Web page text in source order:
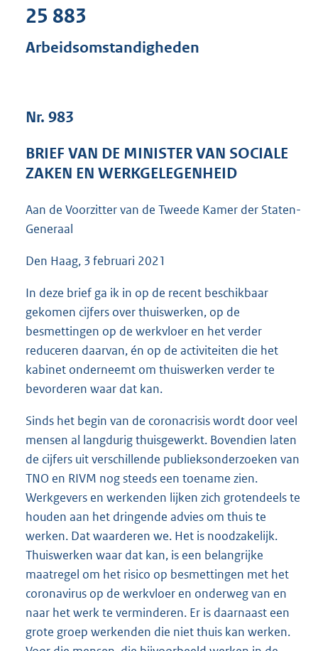
o
3
K
25 883
Arbeidsomstandigheden
Nr. 983
BRIEF VAN DE MINISTER VAN SOCIALE
ZAKEN EN WERKGELEGENHEID
Aan de Voorzitter van de Tweede Kamer der Staten-
Generaal
Den Haag, 3 februari 2021
In deze brief ga ik in op de recent beschikbaar
gekomen cijfers over thuiswerken, op de
besmettingen op de werkvloer en het verder
reduceren daarvan, én op de activiteiten die het
kabinet onderneemt om thuiswerken verder te
bevorderen waar dat kan.
Sinds het begin van de coronacrisis wordt door veel
mensen al langdurig thuisgewerkt. Bovendien laten
de cijfers uit verschillende publieksonderzoeken van
TNO en RIVM nog steeds een toename zien.
Werkgevers en werkenden lijken zich grotendeels te
houden aan het dringende advies om thuis te
werken. Dat waarderen we. Het is noodzakelijk.
Thuiswerken waar dat kan, is een belangrijke
maatregel om het risico op besmettingen met het
coronavirus op de werkvloer en onderweg van en
naar het werk te verminderen. Er is daarnaast een
grote groep werkenden die niet thuis kan werken.